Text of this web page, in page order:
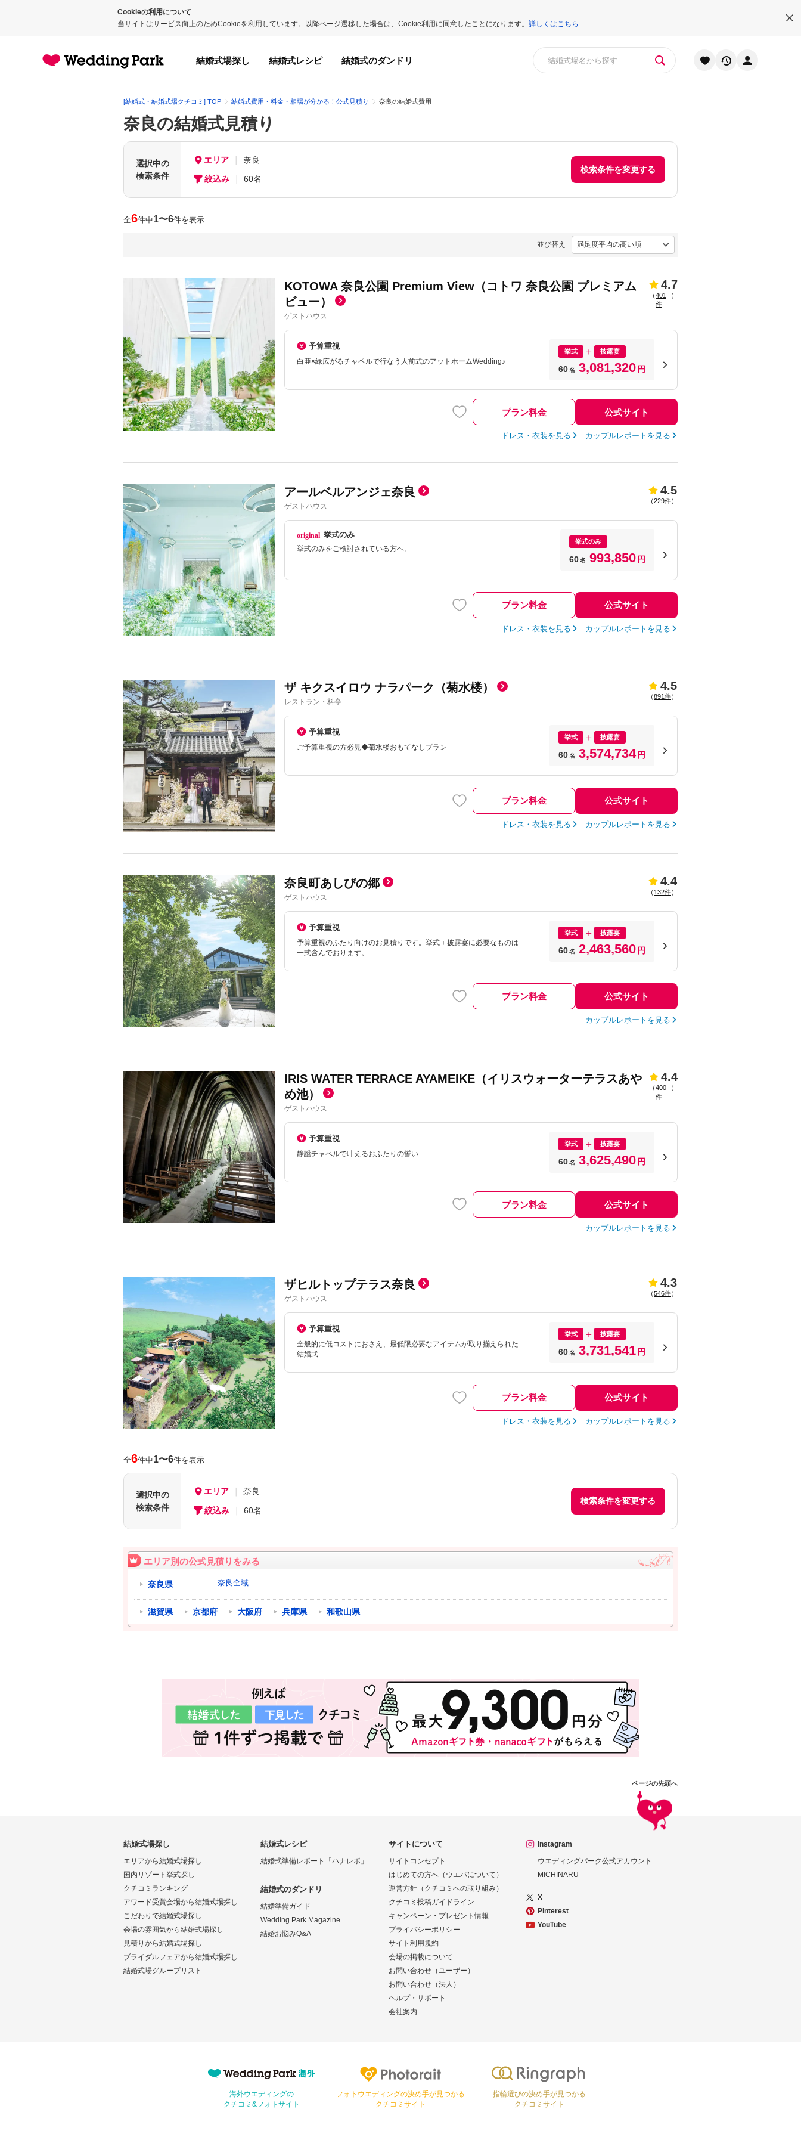
Cookieの利用について
当サイトはサービス向上のためCookieを利用しています。以降ページ遷移した場合は、Cookie利用に同意したことになります。 詳しくはこちら
結婚式場探し 結婚式レシピ 結婚式のダンドリ
[結婚式・結婚式場クチコミ] TOP 結婚式費用・料金・相場が分かる！公式見積り 奈良の結婚式費用
奈良の結婚式見積り
選択中の
検索条件
エリア
奈良
絞込み
60名
検索条件を変更する
全6件中1〜6件を表示
並び替え
KOTOWA 奈良公園 Premium View（コトワ 奈良公園 プレミアム
ビュー）
ゲストハウス
4.7
（401
件
）
予算重視
白亜×緑広がるチャペルで行なう人前式のアットホームWedding♪
挙式 披露宴
60名 3,081,320 円
プラン料金 公式サイト
ドレス・衣装を見る カップルレポートを見る
アールベルアンジェ奈良
ゲストハウス
4.5
（229件）
挙式のみ
挙式のみをご検討されている方へ。
挙式のみ
60名 993,850 円
プラン料金 公式サイト
ドレス・衣装を見る カップルレポートを見る
ザ キクスイロウ ナラパーク（菊水楼）
レストラン・料亭
4.5
（891件）
予算重視
ご予算重視の方必見◆菊水楼おもてなしプラン
挙式 披露宴
60名 3,574,734 円
プラン料金 公式サイト
ドレス・衣装を見る カップルレポートを見る
奈良町あしびの郷
ゲストハウス
4.4
（ 132件）
予算重視
予算重視のふたり向けのお見積りです。挙式＋披露宴に必要なものは
一式含んでおります。
挙式 披露宴
60名 2,463,560 円
プラン料金 公式サイト
カップルレポートを見る
IRIS WATER TERRACE AYAMEIKE（イリスウォーターテラスあや
め池）
ゲストハウス
4.4
（400
件
）
予算重視
静謐チャペルで叶えるおふたりの誓い
挙式 披露宴
60名 3,625,490 円
プラン料金 公式サイト
カップルレポートを見る
ザヒルトップテラス奈良
ゲストハウス
4.3
（546件）
予算重視
全般的に低コストにおさえ、最低限必要なアイテムが取り揃えられた
結婚式
挙式 披露宴
60名 3,731,541 円
プラン料金 公式サイト
ドレス・衣装を見る カップルレポートを見る
全6件中1〜6件を表示
選択中の
検索条件
エリア
奈良
絞込み
60名
検索条件を変更する
エリア別の公式見積りをみる
奈良県 奈良全域
滋賀県 京都府 大阪府 兵庫県 和歌山県
結婚式場探し
エリアから結婚式場探し
国内リゾート挙式探し
クチコミランキング
アワード受賞会場から結婚式場探し
こだわりで結婚式場探し
会場の雰囲気から結婚式場探し
見積りから結婚式場探し
ブライダルフェアから結婚式場探し
結婚式場グループリスト
結婚式レシピ
結婚式準備レポート「ハナレポ」
結婚式のダンドリ
結婚準備ガイド
Wedding Park Magazine
結婚お悩みQ&A
サイトについて
サイトコンセプト
はじめての方へ（ウエパについて）
運営方針（クチコミへの取り組み）
クチコミ投稿ガイドライン
キャンペーン・プレゼント情報
プライバシーポリシー
サイト利用規約
会場の掲載について
お問い合わせ（ユーザー）
お問い合わせ（法人）
ヘルプ・サポート
会社案内
Instagram
ウエディングパーク公式アカウント
MICHINARU
X
Pinterest
YouTube
ページの先頭へ
海外ウエディングの
クチコミ&フォトサイト
フォトウエディングの決め手が見つかる
クチコミサイト
指輪選びの決め手が見つかる
クチコミサイト